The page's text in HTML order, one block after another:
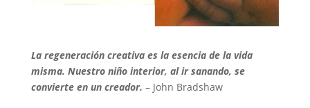
La regeneración creativa es la esencia de la vida
misma. Nuestro niño interior, al ir sanando, se
convierte en un creador. – John Bradshaw